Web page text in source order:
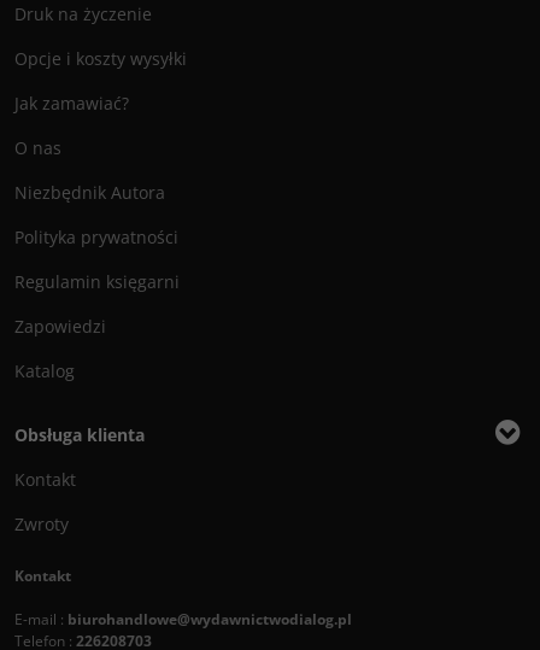
Druk na życzenie
Opcje i koszty wysyłki
Jak zamawiać?
O nas
Niezbędnik Autora
Polityka prywatności
Regulamin księgarni
Zapowiedzi
Katalog
Obsługa klienta
Kontakt
Zwroty
Kontakt
E-mail : biurohandlowe@wydawnictwodialog.pl
Telefon : 226208703